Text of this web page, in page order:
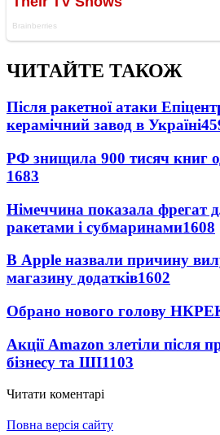
ЧИТАЙТЕ ТАКОЖ
Після ракетної атаки
керамічний завод в Україні
РФ знищила 900 тисяч книг
1683
Німеччина показала фрегат
ракетами і субмаринами1608
В Apple назвали причину
магазину додатків1602
Обрано нового голову
Акції Amazon злетіли після
бізнесу та ШІ1103
Читати коментарі
Повна версія сайту